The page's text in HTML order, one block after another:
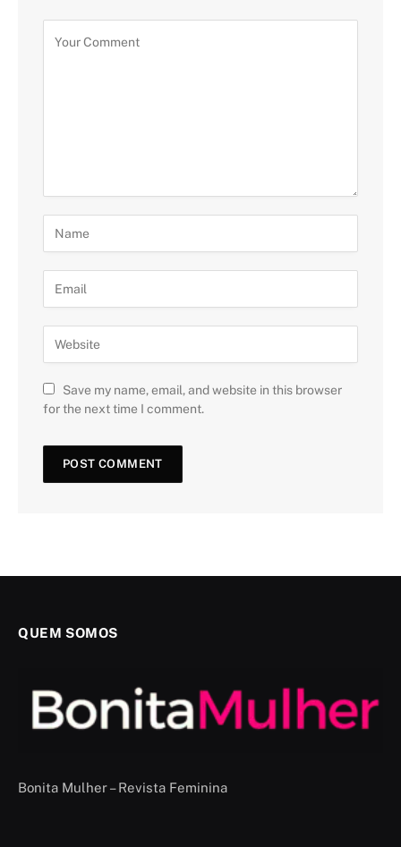
Save my name, email, and website in this browser
for the next time I comment.
QUEM SOMOS
Bonita Mulher – Revista Feminina